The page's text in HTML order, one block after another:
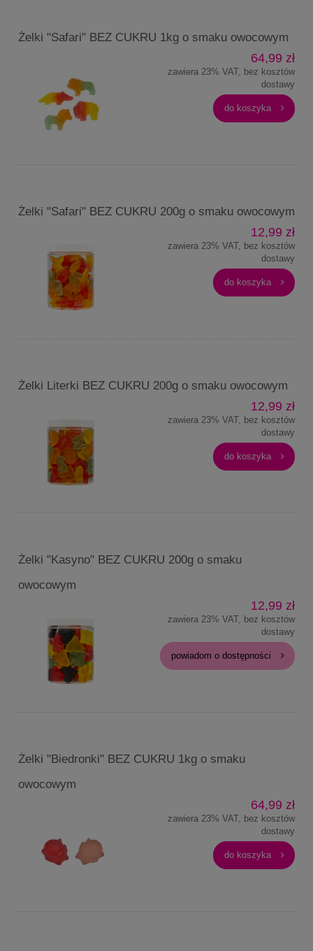
Żelki "Safari" BEZ CUKRU 1kg o smaku owocowym
64,99 zł
zawiera 23% VAT, bez kosztów
dostawy
do koszyka
Żelki "Safari" BEZ CUKRU 200g o smaku owocowym
12,99 zł
zawiera 23% VAT, bez kosztów
dostawy
do koszyka
Żelki Literki BEZ CUKRU 200g o smaku owocowym
12,99 zł
zawiera 23% VAT, bez kosztów
dostawy
do koszyka
Żelki "Kasyno" BEZ CUKRU 200g o smaku
owocowym
12,99 zł
zawiera 23% VAT, bez kosztów
dostawy
powiadom o dostępności
Żelki "Biedronki" BEZ CUKRU 1kg o smaku
owocowym
64,99 zł
zawiera 23% VAT, bez kosztów
dostawy
do koszyka